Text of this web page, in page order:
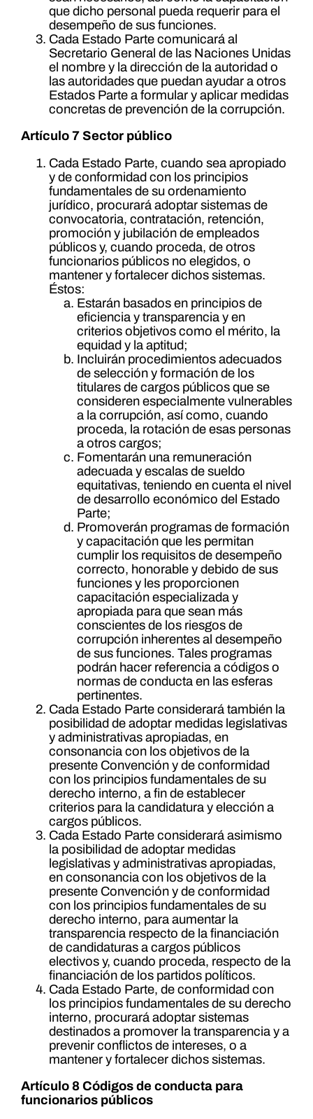
que dicho personal pueda requerir para el
desempeño de sus funciones.
Cada Estado Parte comunicará al
Secretario General de las Naciones Unidas
el nombre y la dirección de la autoridad o
las autoridades que puedan ayudar a otros
Estados Parte a formular y aplicar medidas
concretas de prevención de la corrupción.
Artículo 7 Sector público
Cada Estado Parte, cuando sea apropiado
y de conformidad con los principios
fundamentales de su ordenamiento
jurídico, procurará adoptar sistemas de
convocatoria, contratación, retención,
promoción y jubilación de empleados
públicos y, cuando proceda, de otros
funcionarios públicos no elegidos, o
mantener y fortalecer dichos sistemas.
Éstos:
Estarán basados en principios de
eficiencia y transparencia y en
criterios objetivos como el mérito, la
equidad y la aptitud;
Incluirán procedimientos adecuados
de selección y formación de los
titulares de cargos públicos que se
consideren especialmente vulnerables
a la corrupción, así como, cuando
proceda, la rotación de esas personas
a otros cargos;
Fomentarán una remuneración
adecuada y escalas de sueldo
equitativas, teniendo en cuenta el nivel
de desarrollo económico del Estado
Parte;
Promoverán programas de formación
y capacitación que les permitan
cumplir los requisitos de desempeño
correcto, honorable y debido de sus
funciones y les proporcionen
capacitación especializada y
apropiada para que sean más
conscientes de los riesgos de
corrupción inherentes al desempeño
de sus funciones. Tales programas
podrán hacer referencia a códigos o
normas de conducta en las esferas
pertinentes.
Cada Estado Parte considerará también la
posibilidad de adoptar medidas legislativas
y administrativas apropiadas, en
consonancia con los objetivos de la
presente Convención y de conformidad
con los principios fundamentales de su
derecho interno, a fin de establecer
criterios para la candidatura y elección a
cargos públicos.
Cada Estado Parte considerará asimismo
la posibilidad de adoptar medidas
legislativas y administrativas apropiadas,
en consonancia con los objetivos de la
presente Convención y de conformidad
con los principios fundamentales de su
derecho interno, para aumentar la
transparencia respecto de la financiación
de candidaturas a cargos públicos
electivos y, cuando proceda, respecto de la
financiación de los partidos políticos.
Cada Estado Parte, de conformidad con
los principios fundamentales de su derecho
interno, procurará adoptar sistemas
destinados a promover la transparencia y a
prevenir conflictos de intereses, o a
mantener y fortalecer dichos sistemas.
Artículo 8 Códigos de conducta para
funcionarios públicos